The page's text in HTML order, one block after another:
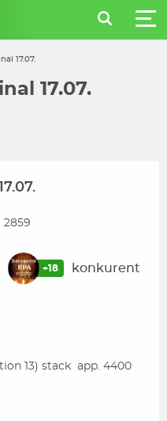
17.07.
17.07.
2859
+18 konkurent
13) stack app. 4400